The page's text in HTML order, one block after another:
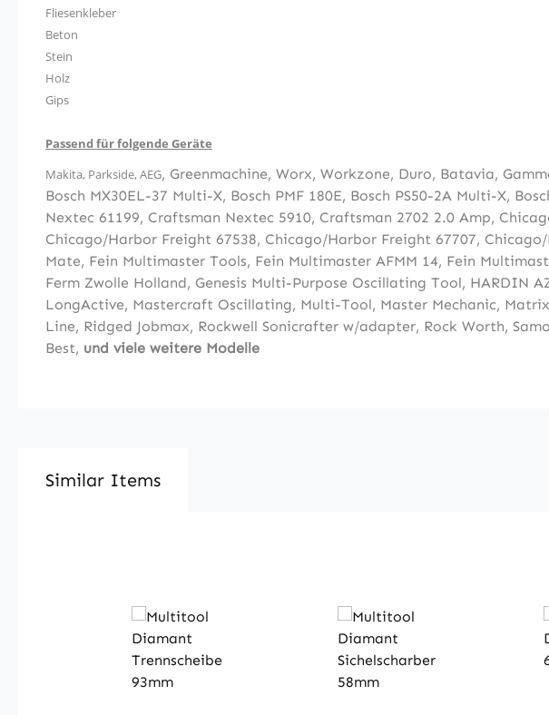
Fliesenkleber
Beton
Stein
Holz
Gips
Passend für folgende Geräte
Makita, Parkside, AEG, Greenmachine, Worx, Workzone, Duro, Batavia,
Bosch MX30EL-37 Multi-X, Bosch PMF 180E, Bosch PS50-2A Multi-X,
Nextec 61199, Craftsman Nextec 5910, Craftsman 2702 2.0 Amp,
Chicago/Harbor Freight 67538, Chicago/Harbor Freight 67707,
Mate, Fein Multimaster Tools, Fein Multimaster AFMM 14, Fein
Ferm Zwolle Holland, Genesis Multi-Purpose Oscillating Tool, HARDIN
LongActive, Mastercraft Oscillating, Multi-Tool, Master Mechanic, Matrix
Line, Ridged Jobmax, Rockwell Sonicrafter w/adapter, Rock Worth,
Best, und viele weitere Modelle
Similar Items